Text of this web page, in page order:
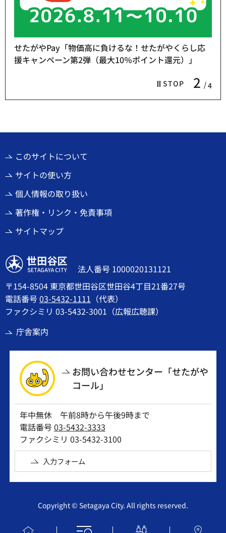
STOP 2 4
せたがやPay「物価高に負けるな！せたがやくらし応
援キャンペーン第2弾（最大10％ポイント還元）」
このサイトについて
サイトの使い方
個人情報の取り扱い
著作権・リンク・免責事項
サイトマップ
世田谷区
法人番号 1000020131121
〒154-8504 東京都世田谷区世田谷4丁目21番27号
電話番号03-5432-1111 （代表）
ファクシミリ 03-5432-3001（広報広聴課）
庁舎案内
お問い合わせセンター「せたがや
コール」
年中無休 午前8時から午後9時まで
電話番号03-5432-3333
ファクシミリ 03-5432-3100
入力フォーム
Copyright © Setagaya City. All rights reserved.